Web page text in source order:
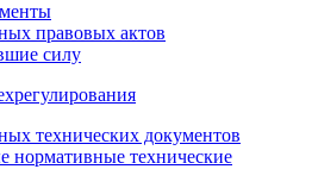
правовых актов
силу
технических документов
нормативные технические